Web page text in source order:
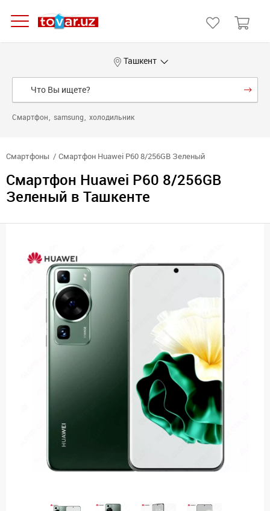
Ташкент
Смартфон samsung холодильник
Смартфоны Смартфон Huawei P60 8/256GB Зеленый
Смартфон Huawei P60 8/256GB
Зеленый в Ташкенте